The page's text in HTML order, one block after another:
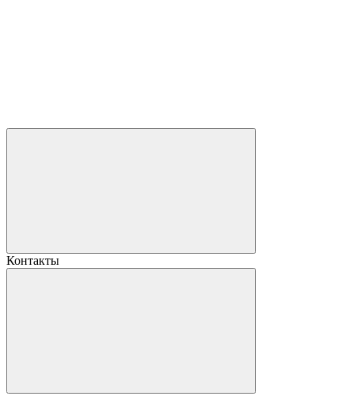
Контакты